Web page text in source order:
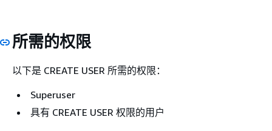
所需的权限
以下是 CREATE USER 所需的权限：
Superuser
具有 CREATE USER 权限的用户